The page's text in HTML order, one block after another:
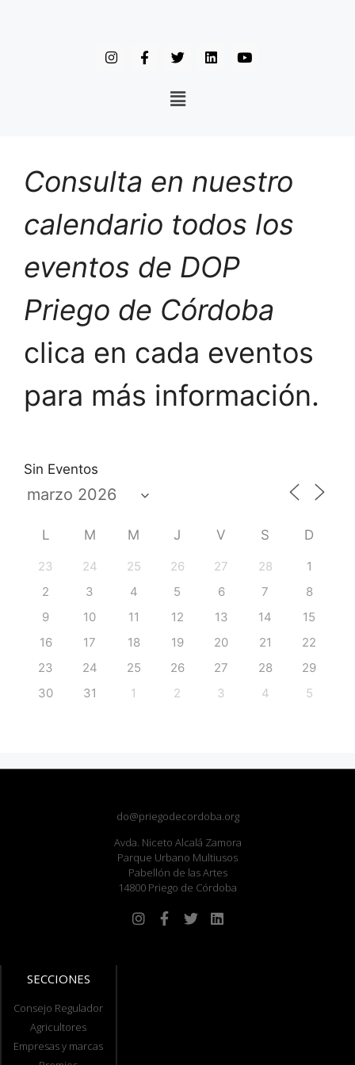
Consulta en nuestro
calendario todos los
eventos de DOP
Priego de Córdoba
clica en cada eventos
para más información.
Sin Eventos
L M M J V S D
23 24 25 26 27 28
1
2
3 4 5 6 7
8
9
10 11 12 13 14
15
16
17 18 19 20 21
22
23
24 25 26 27 28
29
30
31 1 2 3 4 5
do@priegodecordoba.org
Avda. Niceto Alcalá Zamora
Parque Urbano Multiusos
Pabellón de las Artes
14800 Priego de Córdoba
SECCIONES
Consejo Regulador
Agricultores
Empresas y marcas